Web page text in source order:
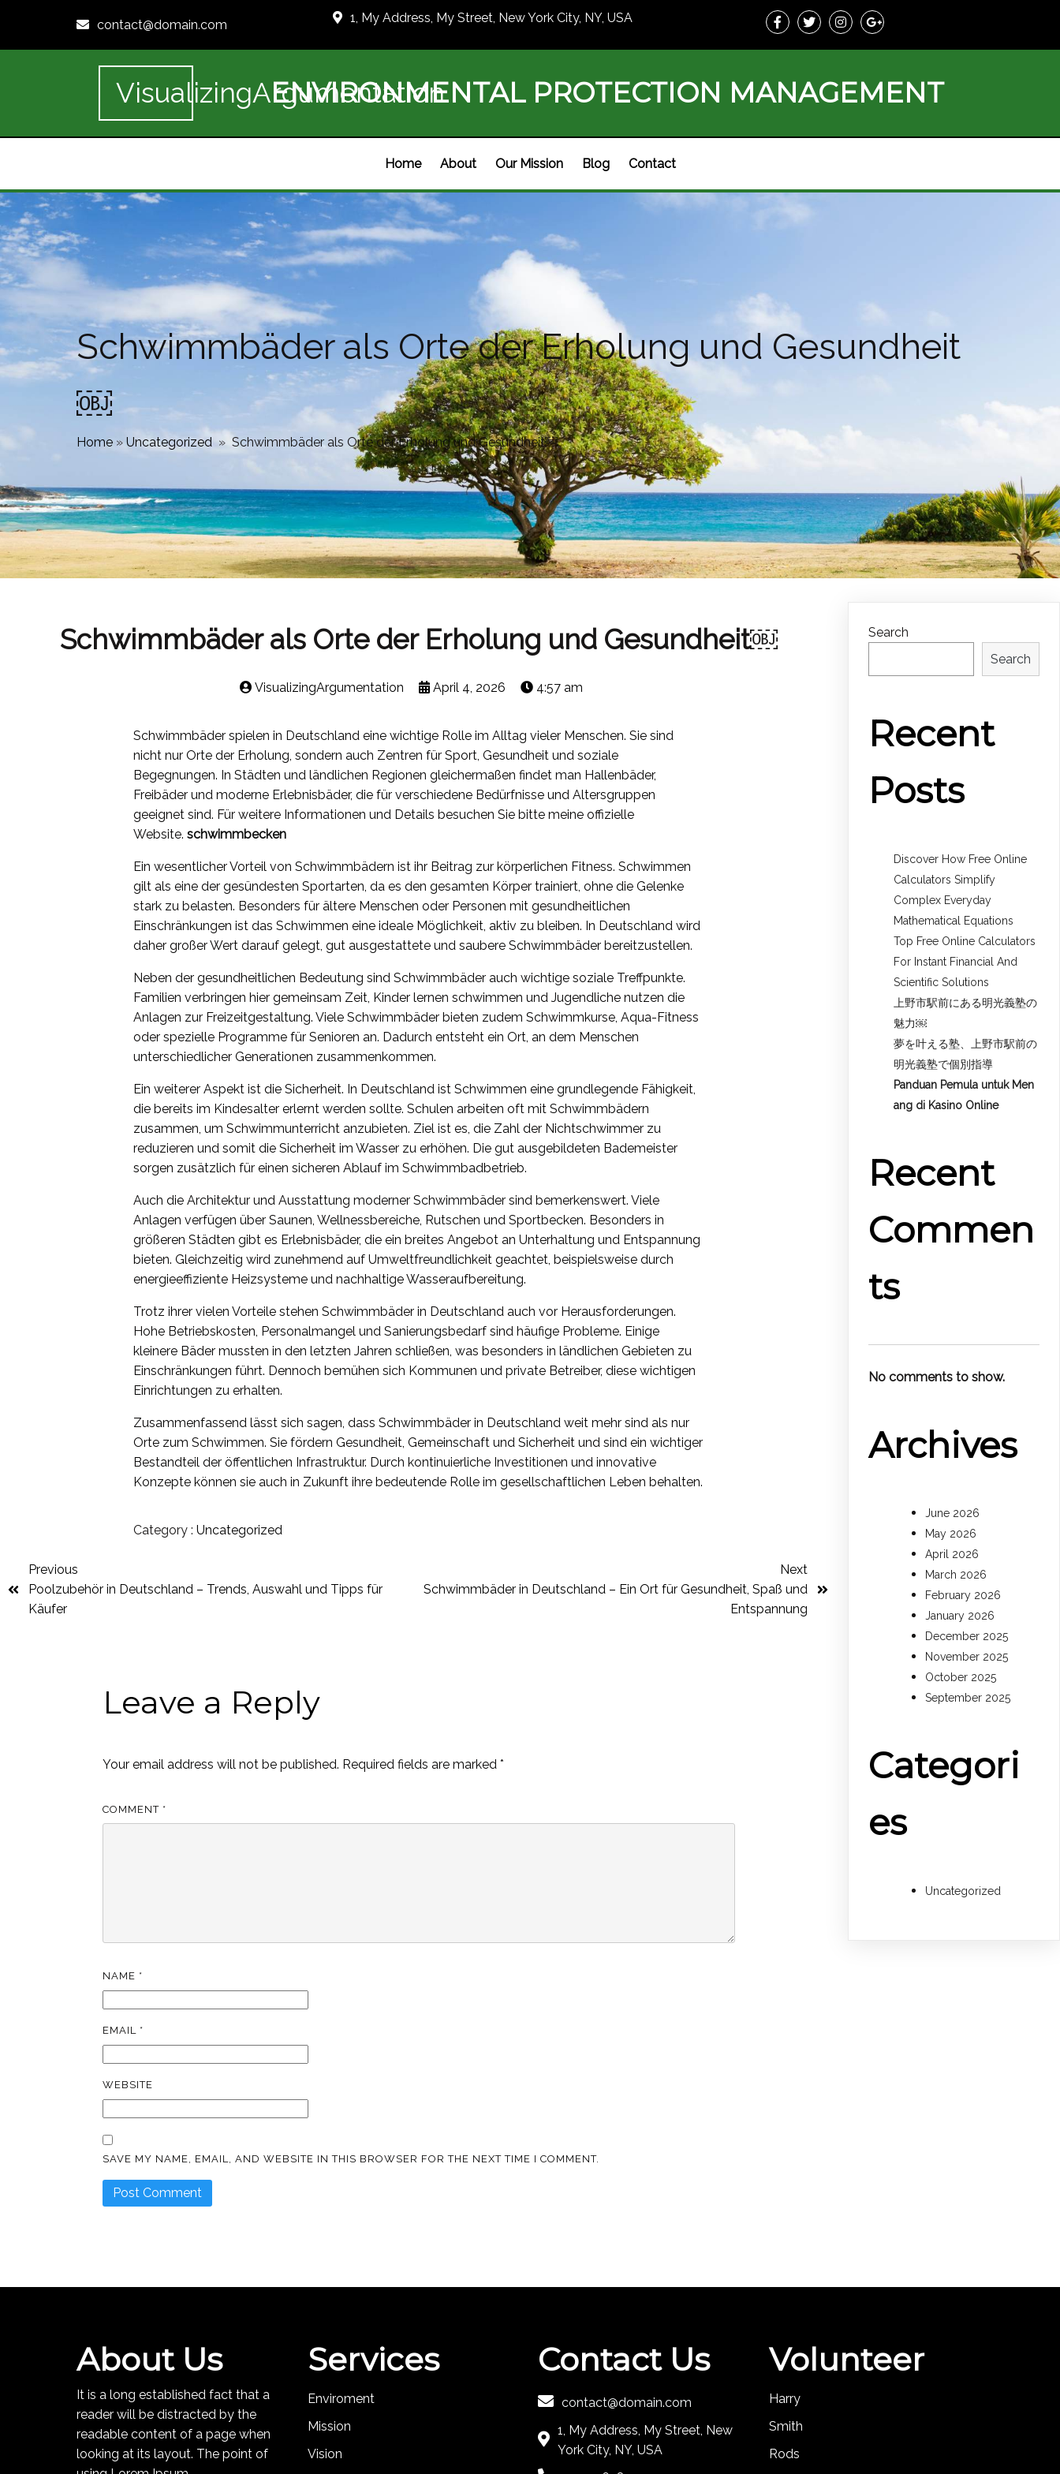
contact@domain.com 1, My Address, My Street, New York City, NY, USA
VisualizingArgumentation
ENVIRONMENTAL PROTECTION MANAGEMENT
Home About Our Mission Blog Contact
Schwimmbäder als Orte der Erholung und Gesundheit
￼
Home » Uncategorized » Schwimmbäder als Orte der Erholung und Gesundheit￼
Schwimmbäder als Orte der Erholung und Gesundheit￼
VisualizingArgumentation April 4, 2026 4:57 am
Schwimmbäder spielen in Deutschland eine wichtige Rolle im Alltag vieler Menschen. Sie sind
nicht nur Orte der Erholung, sondern auch Zentren für Sport, Gesundheit und soziale
Begegnungen. In Städten und ländlichen Regionen gleichermaßen findet man Hallenbäder,
Freibäder und moderne Erlebnisbäder, die für verschiedene Bedürfnisse und Altersgruppen
geeignet sind. Für weitere Informationen und Details besuchen Sie bitte meine offizielle
Website.schwimmbecken
Ein wesentlicher Vorteil von Schwimmbädern ist ihr Beitrag zur körperlichen Fitness. Schwimmen
gilt als eine der gesündesten Sportarten, da es den gesamten Körper trainiert, ohne die Gelenke
stark zu belasten. Besonders für ältere Menschen oder Personen mit gesundheitlichen
Einschränkungen ist das Schwimmen eine ideale Möglichkeit, aktiv zu bleiben. In Deutschland wird
daher großer Wert darauf gelegt, gut ausgestattete und saubere Schwimmbäder bereitzustellen.
Neben der gesundheitlichen Bedeutung sind Schwimmbäder auch wichtige soziale Treffpunkte.
Familien verbringen hier gemeinsam Zeit, Kinder lernen schwimmen und Jugendliche nutzen die
Anlagen zur Freizeitgestaltung. Viele Schwimmbäder bieten zudem Schwimmkurse, Aqua-Fitness
oder spezielle Programme für Senioren an. Dadurch entsteht ein Ort, an dem Menschen
unterschiedlicher Generationen zusammenkommen.
Ein weiterer Aspekt ist die Sicherheit. In Deutschland ist Schwimmen eine grundlegende Fähigkeit,
die bereits im Kindesalter erlernt werden sollte. Schulen arbeiten oft mit Schwimmbädern
zusammen, um Schwimmunterricht anzubieten. Ziel ist es, die Zahl der Nichtschwimmer zu
reduzieren und somit die Sicherheit im Wasser zu erhöhen. Die gut ausgebildeten Bademeister
sorgen zusätzlich für einen sicheren Ablauf im Schwimmbadbetrieb.
Auch die Architektur und Ausstattung moderner Schwimmbäder sind bemerkenswert. Viele
Anlagen verfügen über Saunen, Wellnessbereiche, Rutschen und Sportbecken. Besonders in
größeren Städten gibt es Erlebnisbäder, die ein breites Angebot an Unterhaltung und Entspannung
bieten. Gleichzeitig wird zunehmend auf Umweltfreundlichkeit geachtet, beispielsweise durch
energieeffiziente Heizsysteme und nachhaltige Wasseraufbereitung.
Trotz ihrer vielen Vorteile stehen Schwimmbäder in Deutschland auch vor Herausforderungen.
Hohe Betriebskosten, Personalmangel und Sanierungsbedarf sind häufige Probleme. Einige
kleinere Bäder mussten in den letzten Jahren schließen, was besonders in ländlichen Gebieten zu
Einschränkungen führt. Dennoch bemühen sich Kommunen und private Betreiber, diese wichtigen
Einrichtungen zu erhalten.
Zusammenfassend lässt sich sagen, dass Schwimmbäder in Deutschland weit mehr sind als nur
Orte zum Schwimmen. Sie fördern Gesundheit, Gemeinschaft und Sicherheit und sind ein wichtiger
Bestandteil der öffentlichen Infrastruktur. Durch kontinuierliche Investitionen und innovative
Konzepte können sie auch in Zukunft ihre bedeutende Rolle im gesellschaftlichen Leben behalten.
Category : Uncategorized
Previous
Poolzubehör in Deutschland – Trends, Auswahl und Tipps für
Käufer
Next
Schwimmbäder in Deutschland – Ein Ort für Gesundheit, Spaß und
Entspannung
Leave a Reply
Your email address will not be published. Required fields are marked*
COMMENT *
NAME *
EMAIL *
WEBSITE
SAVE MY NAME, EMAIL, AND WEBSITE IN THIS BROWSER FOR THE NEXT TIME I COMMENT.
Search
Search
Recent
Posts
Discover How Free Online
Calculators Simplify
Complex Everyday
Mathematical Equations
Top Free Online Calculators
For Instant Financial And
Scientific Solutions
上野市駅前にある明光義塾の
魅力￼
夢を叶える塾、上野市駅前の
明光義塾で個別指導
Panduan Pemula untuk Men
ang di Kasino Online
Recent
Commen
ts
No comments to show.
Archives
June 2026
May 2026
April 2026
March 2026
February 2026
January 2026
December 2025
November 2025
October 2025
September 2025
Categori
es
Uncategorized
About Us
It is a long established fact that a
reader will be distracted by the
readable content of a page when
looking at its layout. The point of
Services
Enviroment
Mission
Vision
Contact Us
contact@domain.com
1, My Address, My Street, New
York City, NY, USA
Volunteer
Harry
Smith
Rods